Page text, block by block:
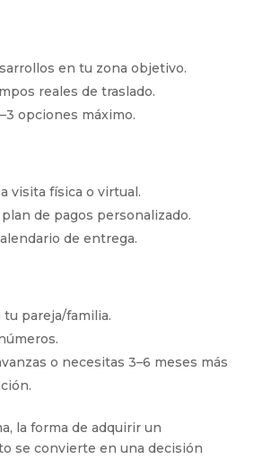
en tu zona objetivo.
reales de traslado.
opciones máximo.
visita física o virtual.
de pagos personalizado.
de entrega.
tu pareja/familia.
o necesitas 3–6 meses más
la forma de adquirir un
se convierte en una decisión